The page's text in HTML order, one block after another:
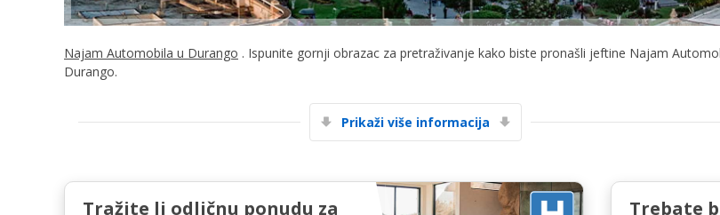
Posebni popusti
Pristupite ekskluzivnim ponudama naših
dobavljača
Najam Automobila u Durango . Ispunite gornji obrazac za pretraživanje kako biste pronašli jeftine Najam
Durango.
Prikaži više informacija
Tražite li odličnu ponudu za Trebate